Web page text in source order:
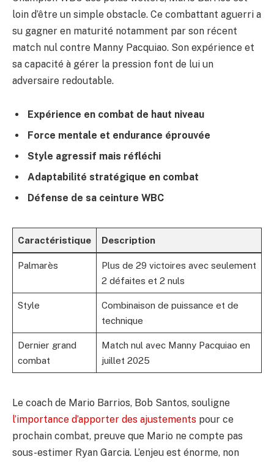
loin d’être un simple obstacle. Ce combattant aguerri a
su gagner en maturité notamment par son récent
match nul contre Manny Pacquiao. Son expérience et
sa capacité à gérer la pression font de lui un
adversaire redoutable.
Expérience en combat de haut niveau
Force mentale et endurance éprouvée
Style agressif mais réfléchi
Adaptabilité stratégique en combat
Défense de sa ceinture WBC
Caractéristique Description
Palmarès
Plus de 29 victoires avec seulement
2 défaites et 2 nuls
Style
Combinaison de puissance et de
technique
Dernier grand
combat
Match nul avec Manny Pacquiao en
juillet 2025
Le coach de Mario Barrios, Bob Santos, souligne
l’importance d’apporter des ajustements pour ce
prochain combat, preuve que Mario ne compte pas
sous-estimer Ryan Garcia. L’enjeu est énorme, non